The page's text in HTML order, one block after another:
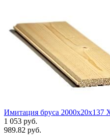
Имитация бруса
1 053 руб.
989.82 руб.